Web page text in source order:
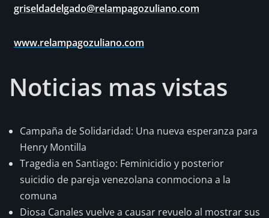
griseldadelgado@relampagozuliano.com
www.relampagozuliano.com
Noticias mas vistas
Campaña de Solidaridad: Una nueva esperanza para
Henry Montilla
Tragedia en Santiago: Feminicidio y posterior
suicidio de pareja venezolana conmociona a la
comuna
Diosa Canales vuelve a causar revuelo al mostrar sus